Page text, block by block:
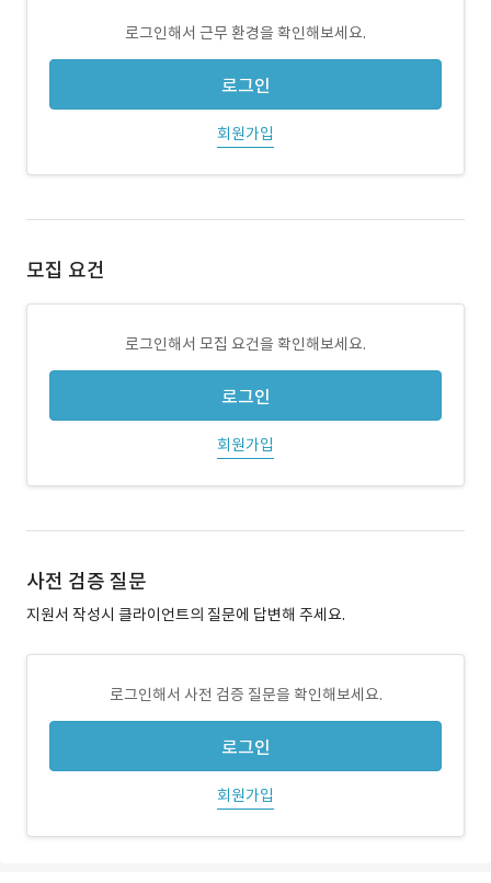
로그인해서 근무 환경을 확인해보세요.
로그인
회원가입
모집 요건
로그인해서 모집 요건을 확인해보세요.
로그인
회원가입
사전 검증 질문
지원서 작성시 클라이언트의 질문에 답변해 주세요.
로그인해서 사전 검증 질문을 확인해보세요.
로그인
회원가입